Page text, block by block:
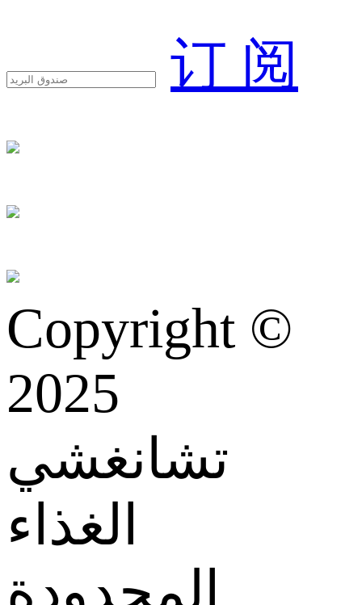
订 阅
Copyright ©
2025
تشانغشي
الغذاء
المحدودة